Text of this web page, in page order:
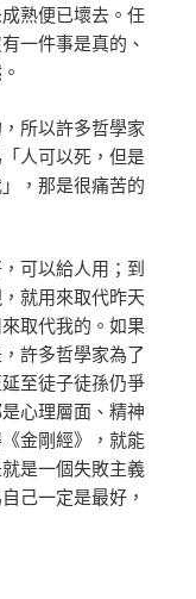
熟便已壞去。任
一件事是真的、
所以許多哲學家
人可以死，但是
，那是很痛苦的
可以給人用；到
就用來取代昨天
取代我的。如果
許多哲學家為了
至徒子徒孫仍爭
心理層面、精神
金剛經》，就能
是一個失敗主義
己一定是最好，